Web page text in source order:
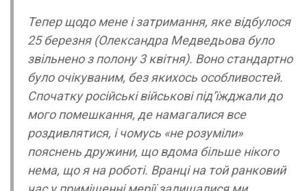
Тепер щодо мене і затримання, яке відбулося
25 березня (Олександра Медведьова було
звільнено з полону 3 квітня). Воно стандартно
було очікуваним, без якихось особливостей.
Спочатку російські військові під’їжджали до
мого помешкання, де намагалися все
роздивлятися, і чомусь «не розуміли»
пояснень дружини, що вдома більше нікого
нема, що я на роботі. Вранці на той ранковий